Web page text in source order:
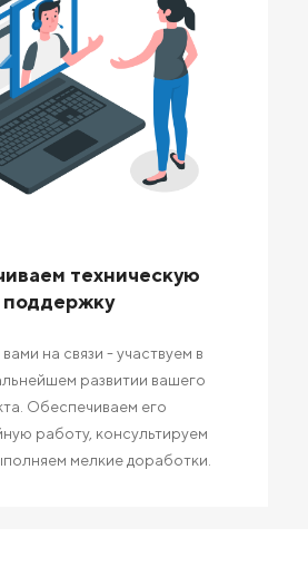
техническую
поддержку
на связи - участвуем в
развитии вашего
Обеспечиваем его
работу, консультируем
мелкие доработки.